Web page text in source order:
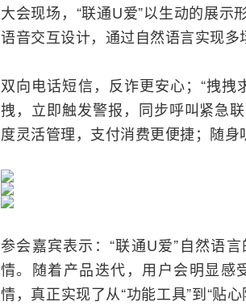
大会现场，“联通U爱”以生动的展
语音交互设计，通过自然语言实现多
双向电话短信，反诈更安心；“拽
拽，立即触发警报，同步呼叫紧急
度灵活管理，支付消费更便捷；随身
参会嘉宾表示：“联通U爱”自然语
情。随着产品迭代，用户会明显感
情，真正实现了从“功能工具”到“贴